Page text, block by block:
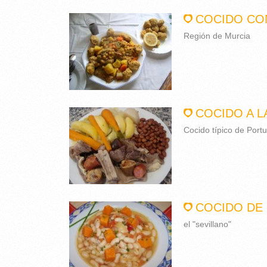
COCIDO
Región de Murcia
COCIDO A
Cocido típico de
COCIDO DE
el "sevillano"